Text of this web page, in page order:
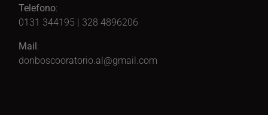
Telefono:
0131 344195 | 328 4896206
Mail:
donboscooratorio.al@gmail.com